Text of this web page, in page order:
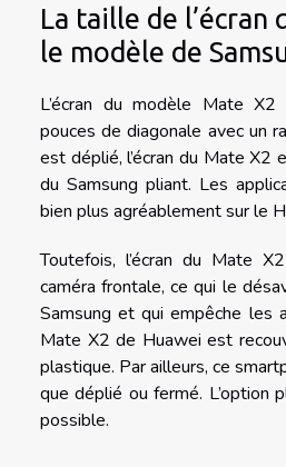
La taille de l’écran
le modèle de
L’écran du modèle Mate
pouces de diagonale avec un
est déplié, l’écran du Mate X2
du Samsung pliant. Les
bien plus agréablement sur le
Toutefois, l’écran du Mate
caméra frontale, ce qui le
Samsung et qui empêche les
Mate X2 de Huawei est
plastique. Par ailleurs, ce
que déplié ou fermé. L’option
possible.